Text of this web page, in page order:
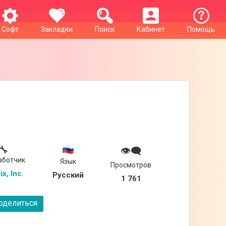
Помощь
Кабинет
Поиск
Закладки
Софт
Inc.
Язык
Русский
👁‍🗨
Просмотров
1 761